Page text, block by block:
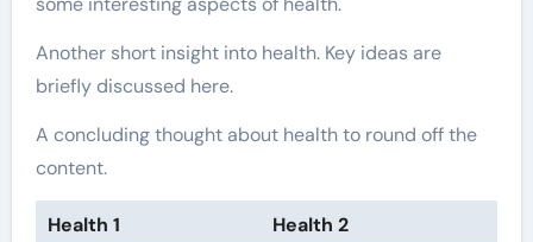
Another short insight into health. Key ideas are
briefly discussed here.
A concluding thought about health to round off the
content.
Health 1
Health 2